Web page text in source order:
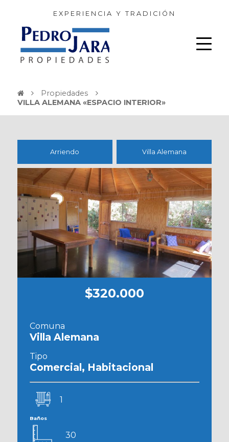
EXPERIENCIA Y TRADICIÓN
Propiedades
VILLA ALEMANA «ESPACIO INTERIOR»
Arriendo Villa Alemana
$320.000
Comuna
Villa Alemana
Tipo
Comercial, Habitacional
1
Baños
30